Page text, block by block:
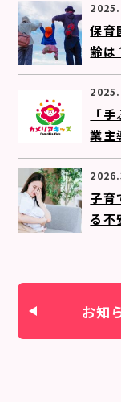
保育
齢は
「
業主
子育
る不
お知